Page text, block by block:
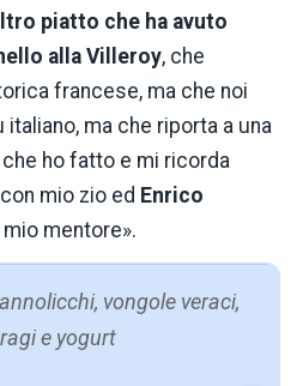
piatto che ha avuto
allaVilleroy, che
francese, ma che noi
ma che riporta a una
ho fatto e mi ricorda
mio zio ed Enrico
mentore».
vongole veraci,
e yogurt